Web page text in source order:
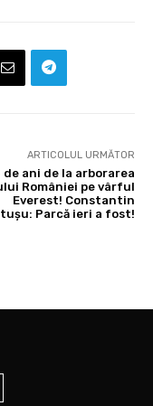
ARTICOLUL URMĂTOR
de ani de la arborarea
României pe vârful
Everest! Constantin
Parcă ieri a fost!